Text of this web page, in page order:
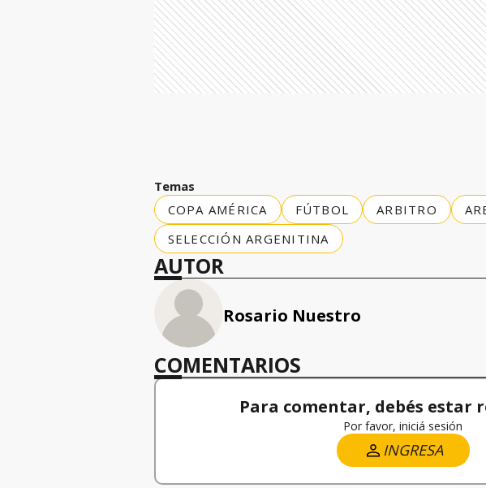
Temas
COPA AMÉRICA
FÚTBOL ARBITRO
SELECCIÓN ARGENITINA
AUTOR
Rosario Nuestro
COMENTARIOS
Para comentar, debés estar
Por favor, iniciá sesión
INGRESA